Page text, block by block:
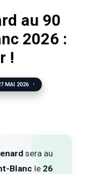
au 90
2026 :
!
MAI 2026
sera au
Blanc le 26